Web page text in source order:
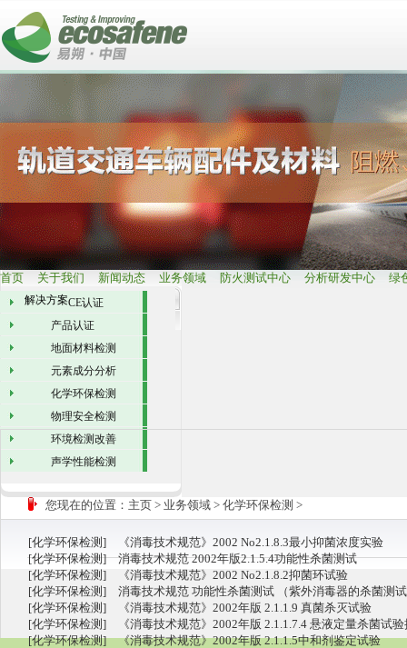
首页 关于我们 新闻动态 业务领域 防火测试中心 分析研发中心 绿
解决方案CE认证
产品认证
地面材料检测
元素成分分析
化学环保检测
物理安全检测
环境检测改善
声学性能检测
您现在的位置： 主页 > 业务领域 > 化学环保检测 >
[化学环保检测 ]
《消毒技术规范》2002 No2.1.8.3最小抑菌浓度实验
[化学环保检测]消毒技术规范 2002年版2.1.5.4功能性杀菌测试
[化学环保检测 ]
《消毒技术规范》2002 No2.1.8.2抑菌环试验
[化学环保检测 ] 消毒技术规范 功能性杀菌测试 （紫外消毒器的杀菌测
[化学环保检测 ]
《消毒技术规范》2002年版 2.1.1.9 真菌杀灭试验
[化学环保检测 ]
《消毒技术规范》2002年版 2.1.1.7.4 悬液定量杀菌试
[化学环保检测]《消毒技术规范》2002年版 2.1.1.5中和剂鉴定试验